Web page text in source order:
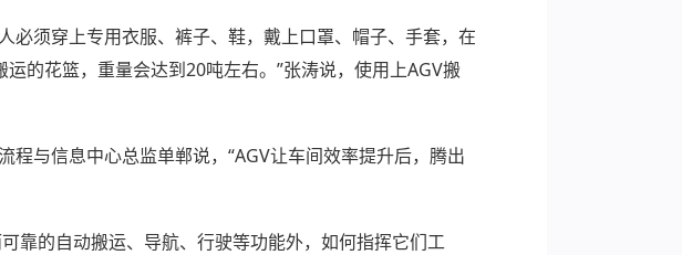
必须穿上专用衣服、裤子、鞋，戴上口罩、帽子、手套，在
的花篮，重量会达到20吨左右。”张涛说，使用上AGV搬
与信息中心总监单郸说，“AGV让车间效率提升后，腾出
靠的自动搬运、导航、行驶等功能外，如何指挥它们工